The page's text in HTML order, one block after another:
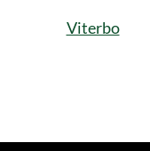
Viterbo